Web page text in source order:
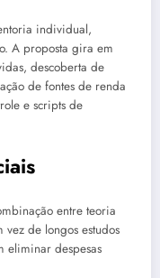
individual,
A proposta gira em
descoberta de
de fontes de renda
e scripts de
entre teoria
de longos estudos
eliminar despesas